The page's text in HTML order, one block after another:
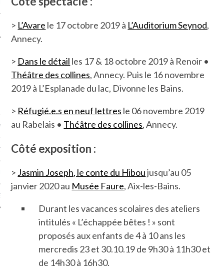
CARAVELLE
PODCAST
SUIVEZ-NOUS
> L’Avare le 17 octobre 2019 à L’Auditorium Seynod,
Annecy.
> Dans le détail les 17 & 18 octobre 2019 à Renoir •
Théâtre des collines, Annecy. Puis le 16 novembre
2019 à L’Esplanade du lac, Divonne les Bains.
> Réfugié.e.s en neuf lettres le 06 novembre 2019
au Rabelais • Théâtre des collines, Annecy.
Côté exposition :
> Jasmin Joseph, le conte du Hiboujusqu’au 05
janvier 2020 au Musée Faure, Aix-les-Bains.
Durant les vacances scolaires des ateliers
intitulés « L’échappée bêtes ! » sont
proposés aux enfants de 4 à 10 ans les
mercredis 23 et 30.10.19 de 9h30 à 11h30 et
de 14h30 à 16h30.